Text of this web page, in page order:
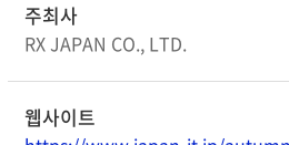
주최사
RX JAPAN CO., LTD.
웹사이트